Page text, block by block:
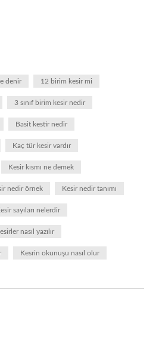
denir 12 birim kesir mi
3 sınıf birim kesir nedir
Basit kestir nedir
Kaç tür kesir vardır
Kesir kısmı ne demek
nedir örnek Kesir nedir tanımı
sayıları nelerdir
nasıl yazılır
Kesrin okunuşu nasıl olur